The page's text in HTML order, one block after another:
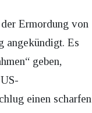
Ermordung von
angekündigt. Es
geben,
einen scharfen